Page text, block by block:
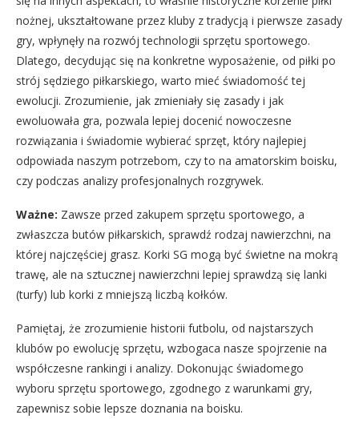
nożnej, ukształtowane przez kluby z tradycją i pierwsze zasady
gry, wpłynęły na rozwój technologii sprzętu sportowego.
Dlatego, decydując się na konkretne wyposażenie, od piłki po
strój sędziego piłkarskiego, warto mieć świadomość tej
ewolucji. Zrozumienie, jak zmieniały się zasady i jak
ewoluowała gra, pozwala lepiej docenić nowoczesne
rozwiązania i świadomie wybierać sprzęt, który najlepiej
odpowiada naszym potrzebom, czy to na amatorskim boisku,
czy podczas analizy profesjonalnych rozgrywek.
Ważne: Zawsze przed zakupem sprzętu sportowego, a
zwłaszcza butów piłkarskich, sprawdź rodzaj nawierzchni, na
której najczęściej grasz. Korki SG mogą być świetne na mokrą
trawę, ale na sztucznej nawierzchni lepiej sprawdzą się lanki
(turfy) lub korki z mniejszą liczbą kołków.
Pamiętaj, że zrozumienie historii futbolu, od najstarszych
klubów po ewolucję sprzętu, wzbogaca nasze spojrzenie na
współczesne rankingi i analizy. Dokonując świadomego
wyboru sprzętu sportowego, zgodnego z warunkami gry,
zapewnisz sobie lepsze doznania na boisku.